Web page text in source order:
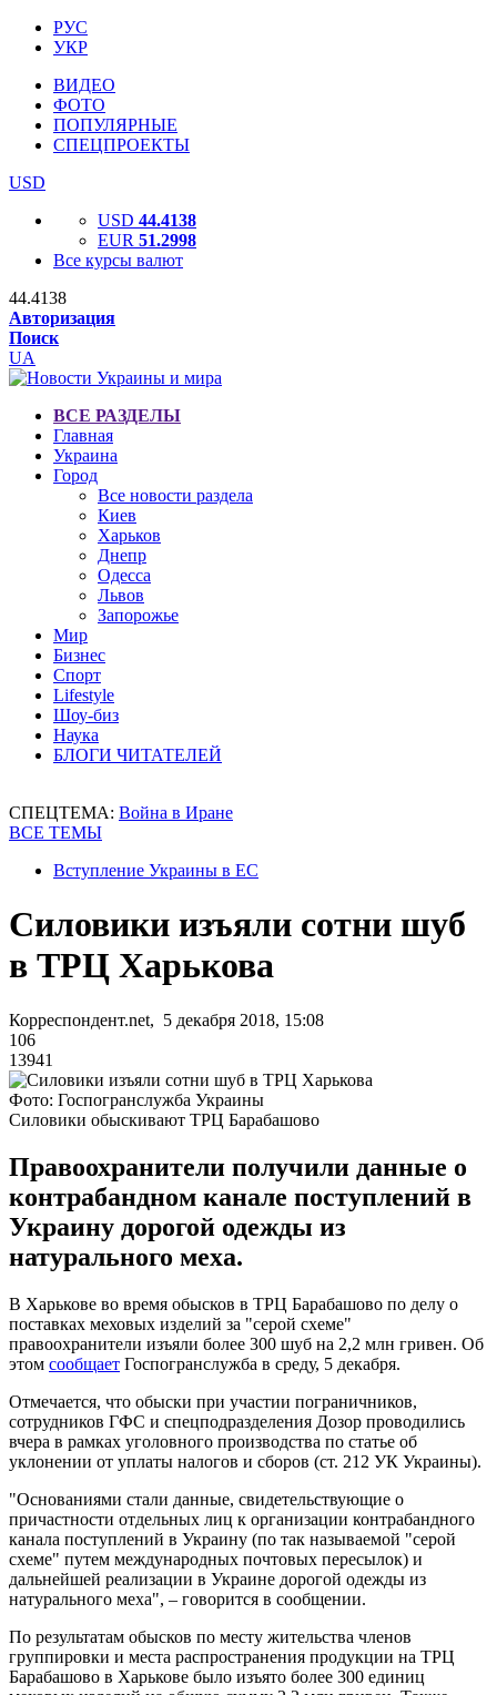
РУС
УКР
ВИДЕО
ФОТО
ПОПУЛЯРНЫЕ
СПЕЦПРОЕКТЫ
USD
USD 44.4138
EUR 51.2998
Все курсы валют
44.4138
Авторизация
Поиск
UA
ВСЕ РАЗДЕЛЫ
Главная
Украина
Город
Все новости раздела
Киев
Харьков
Днепр
Одесса
Львов
Запорожье
Мир
Бизнес
Спорт
Lifestyle
Шоу-биз
Наука
БЛОГИ ЧИТАТЕЛЕЙ
СПЕЦТЕМА: Война в Иране
ВСЕ ТЕМЫ
Вступление Украины в ЕС
Силовики изъяли сотни шуб
в ТРЦ Харькова
Корреспондент.net, 5 декабря 2018, 15:08
106
13941
Фото: Госпогранслужба Украины
Силовики обыскивают ТРЦ Барабашово
Правоохранители получили данные о
контрабандном канале поступлений в
Украину дорогой одежды из
натурального меха.
В Харькове во время обысков в ТРЦ Барабашово по делу о
поставках меховых изделий за "серой схеме"
правоохранители изъяли более 300 шуб на 2,2 млн гривен. Об
этом сообщает Госпогранслужба в среду, 5 декабря.
Отмечается, что обыски при участии пограничников,
сотрудников ГФС и спецподразделения Дозор проводились
вчера в рамках уголовного производства по статье об
уклонении от уплаты налогов и сборов (ст. 212 УК Украины).
"Основаниями стали данные, свидетельствующие о
причастности отдельных лиц к организации контрабандного
канала поступлений в Украину (по так называемой "серой
схеме" путем международных почтовых пересылок) и
дальнейшей реализации в Украине дорогой одежды из
натурального меха", – говорится в сообщении.
По результатам обысков по месту жительства членов
группировки и места распространения продукции на ТРЦ
Барабашово в Харькове было изъято более 300 единиц